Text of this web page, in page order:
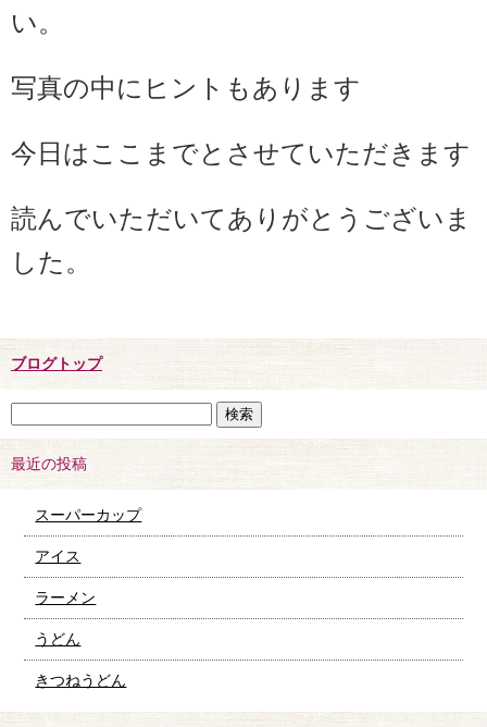
い。
写真の中にヒントもあります
今日はここまでとさせていただきます
読んでいただいてありがとうございま
した。
ブログトップ
最近の投稿
スーパーカップ
アイス
ラーメン
うどん
きつねうどん